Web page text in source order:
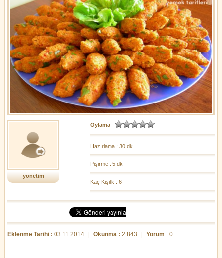
yonetim
Oylama
Hazırlama : 30 dk
Pişirme : 5 dk
Kaç Kişilik : 6
Eklenme Tarihi : 03.11.2014 | Okunma : 2.843 | Yorum : 0